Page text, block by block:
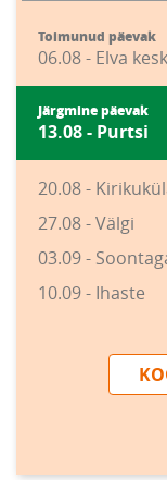
Toimunud päevak
06.08 - Elva
Järgmine päevak
13.08 - Purtsi
20.08 -
27.08 - Välgi
03.09 -
10.09 - Ihaste